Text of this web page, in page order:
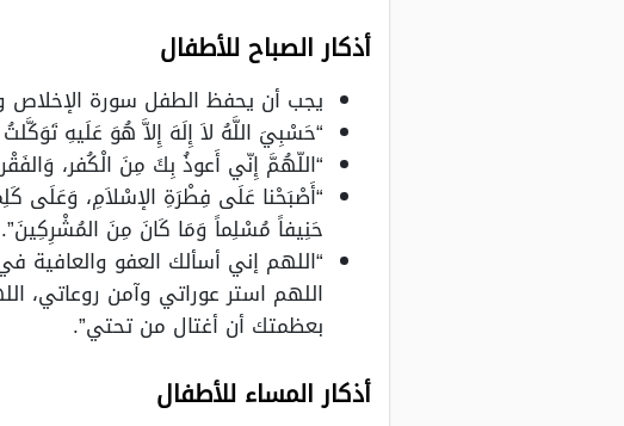
أذكار الصباح للأطفال
يجب أن يحفظ الطفل سورة الإخلاص
“حَسْبِيَ اللَّهُ لاَ إِلَهَ إِلاَّ هُوَ عَلَيهِ
“اللّهُمَّ إِنّي أَعوذُ بِكَ مِنَ الْكُفر،
“أَصْبَحْنا عَلَى فِطْرَةِ الإسْلاَمِ، وَعَلَى
حَنِيفاً مُسْلِماً وَمَا كَانَ مِنَ المُشْرِكِينَ”.
“اللهم إني أسألك العفو والعافية
اللهم استر عوراتي وآمن
بعظمتك أن أغتال من تحتي”.
أذكار المساء للأطفال